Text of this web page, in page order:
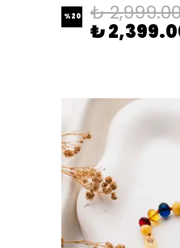
%20 ₺
₺